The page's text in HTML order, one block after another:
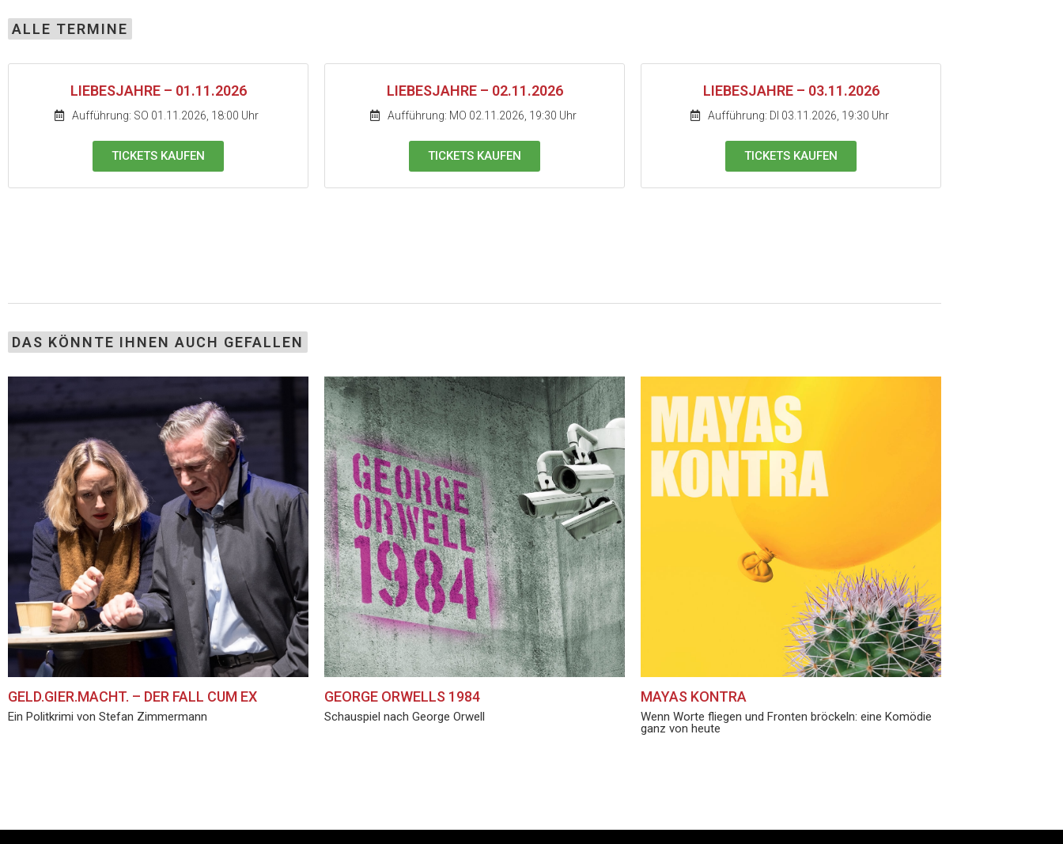
ALLE TERMINE
LIEBESJAHRE – 01.11.2026
Aufführung: SO 01.11.2026, 18:00 Uhr
TICKETS KAUFEN
LIEBESJAHRE – 02.11.2026
Aufführung: MO 02.11.2026, 19:30 Uhr
TICKETS KAUFEN
LIEBESJAHRE – 03.11.2026
Aufführung: DI 03.11.2026, 19:30 Uhr
TICKETS KAUFEN
DAS KÖNNTE IHNEN AUCH GEFALLEN
GELD.GIER.MACHT. – DER FALL CUM EX
Ein Politkrimi von Stefan Zimmermann
GEORGE ORWELLS 1984
Schauspiel nach George Orwell
MAYAS KONTRA
Wenn Worte fliegen und Fronten bröckeln: eine Komödie
ganz von heute